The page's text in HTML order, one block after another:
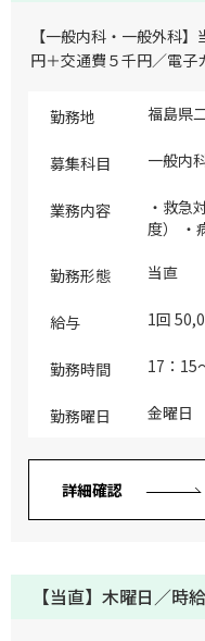
対応し
器内科
ります
てはオ
による
【一般内科・一般外科
円＋交通費５千円／電
勤務地 福島県
募集科目 一般内
業務内容
・救急
勤務形態 当直
給与 1回
勤務時間 17：15
勤務曜日 金曜日
詳細確認
【当直】木曜日／時